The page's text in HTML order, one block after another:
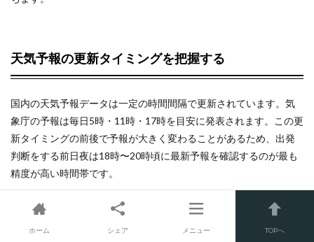
天気予報の更新タイミングを把握する
国内の天気予報データは一定の時間間隔で更新されています。気
象庁の予報は毎日5時・11時・17時を目安に発表されます。この更
新タイミングの前後で予報が大きく変わることがあるため、出発
判断をする前日夜は18時〜20時頃に最新予報を確認するのが最も
精度が高い時間帯です。
キャンプ中にできる簡易気象観測の方法
ホーム シェア メニュー TOPへ